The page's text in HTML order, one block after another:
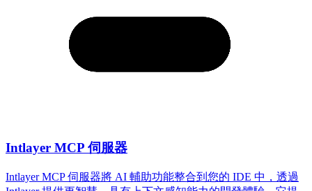
Intlayer MCP 伺服器
Intlayer MCP 伺服器將 AI 輔助功能整合到您的 IDE 中，透過